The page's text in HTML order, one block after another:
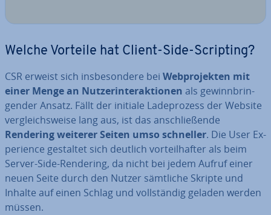
Welche Vorteile hat Client-Side-Scripting?
CSR erweist sich ins­be­son­de­re bei Web­pro­jek­ten mit
einer Menge an Nut­zer­inter­ak­tio­nen als ge­winn­brin­
gen­der Ansatz. Fällt der initiale La­de­pro­zess der Website
ver­gleichs­wei­se lang aus, ist das an­schlie­ßen­de
Rendering weiterer Seiten umso schneller. Die User Ex­
pe­ri­ence gestaltet sich deutlich vor­teil­haf­ter als beim
Server-Side-Rendering, da nicht bei jedem Aufruf einer
neuen Seite durch den Nutzer sämtliche Skripte und
Inhalte auf einen Schlag und voll­stän­dig geladen werden
müssen.